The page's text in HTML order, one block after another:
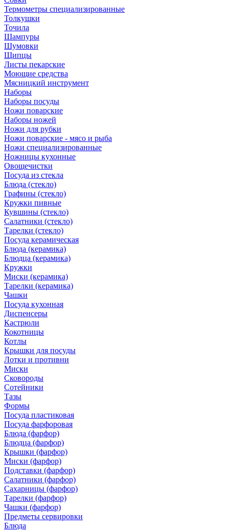
Термометры специализированные
Толкушки
Точила
Шампуры
Шумовки
Щипцы
Листы пекарские
Моющие средства
Мясницкий инструмент
Наборы
Наборы посуды
Ножи поварские
Наборы ножей
Ножи для рубки
Ножи поварские - мясо и рыба
Ножи специализированные
Ножницы кухонные
Овощечистки
Посуда из стекла
Блюда (стекло)
Графины (стекло)
Кружки пивные
Кувшины (стекло)
Салатники (стекло)
Тарелки (стекло)
Посуда керамическая
Блюда (керамика)
Блюдца (керамика)
Кружки
Миски (керамика)
Тарелки (керамика)
Чашки
Посуда кухонная
Диспенсеры
Кастрюли
Кокотницы
Котлы
Крышки для посуды
Лотки и противни
Миски
Сковороды
Сотейники
Тазы
Формы
Посуда пластиковая
Посуда фарфоровая
Блюда (фарфор)
Блюдца (фарфор)
Крышки (фарфор)
Миски (фарфор)
Подставки (фарфор)
Салатники (фарфор)
Сахарницы (фарфор)
Тарелки (фарфор)
Чашки (фарфор)
Предметы сервировки
Блюда